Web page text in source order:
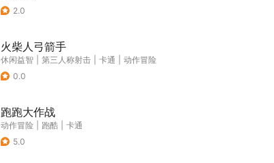
2.0
火柴人弓箭手
休闲益智 第三人称射击 卡通
动作冒险
0.0
跑跑大作战
动作冒险 跑酷
卡通
5.0